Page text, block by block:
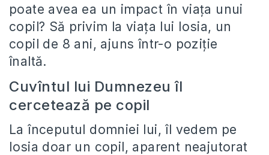
poate avea ea un impact în viața unui
copil? Să privim la viața lui Iosia, un
copil de 8 ani, ajuns într-o poziție
înaltă.
Cuvîntul lui Dumnezeu îl
cercetează pe copil
La începutul domniei lui, îl vedem pe
Iosia doar un copil, aparent neajutorat